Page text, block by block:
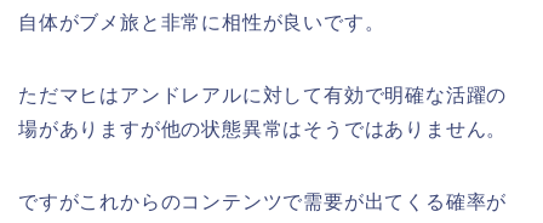
自体がブメ旅と非常に相性が良いです。
ただマヒはアンドレアルに対して有効で明確な活躍の
場がありますが他の状態異常はそうではありません。
ですがこれからのコンテンツで需要が出てくる確率が